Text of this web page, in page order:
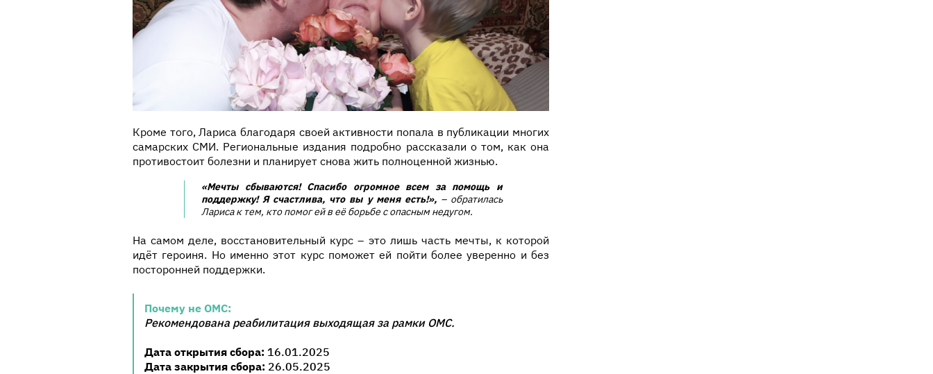
Кроме того, Лариса благодаря своей активности попала в публикации многих
самарских СМИ. Региональные издания подробно рассказали о том, как она
противостоит болезни и планирует снова жить полноценной жизнью.
«Мечты сбываются! Спасибо огромное всем за помощь и
поддержку! Я счастлива, что вы у меня есть!»,– обратилась
Лариса к тем, кто помог ей в её борьбе с опасным недугом.
На самом деле, восстановительный курс – это лишь часть мечты, к которой
идёт героиня. Но именно этот курс поможет ей пойти более уверенно и без
посторонней поддержки.
Почему не ОМС:
Рекомендована реабилитация выходящая за рамки ОМС.
Дата открытия сбора: 16.01.2025
Дата закрытия сбора: 26.05.2025